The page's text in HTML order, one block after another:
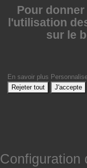
Pour
l'utilisation
sur le
En savoir plus
Rejeter tout
J'accepte
Configuration